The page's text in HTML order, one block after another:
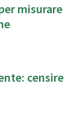
misurare
censire